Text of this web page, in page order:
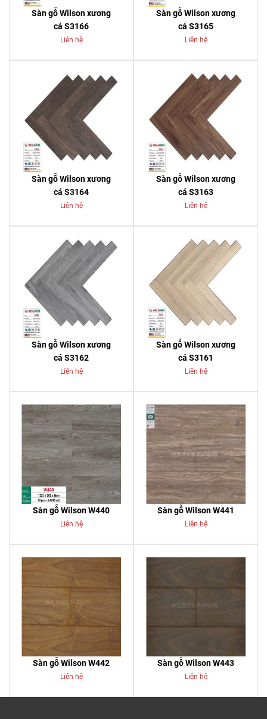
Sàn gỗ Wilson xương
cá S3166
Liên hệ
Sàn gỗ Wilson xương
cá S3165
Liên hệ
Sàn gỗ Wilson xương
cá S3164
Liên hệ
Sàn gỗ Wilson xương
cá S3163
Liên hệ
Sàn gỗ Wilson xương
cá S3162
Liên hệ
Sàn gỗ Wilson xương
cá S3161
Liên hệ
Sàn gỗ Wilson W440
Liên hệ
Sàn gỗ Wilson W441
Liên hệ
Sàn gỗ Wilson W442
Liên hệ
Sàn gỗ Wilson W443
Liên hệ